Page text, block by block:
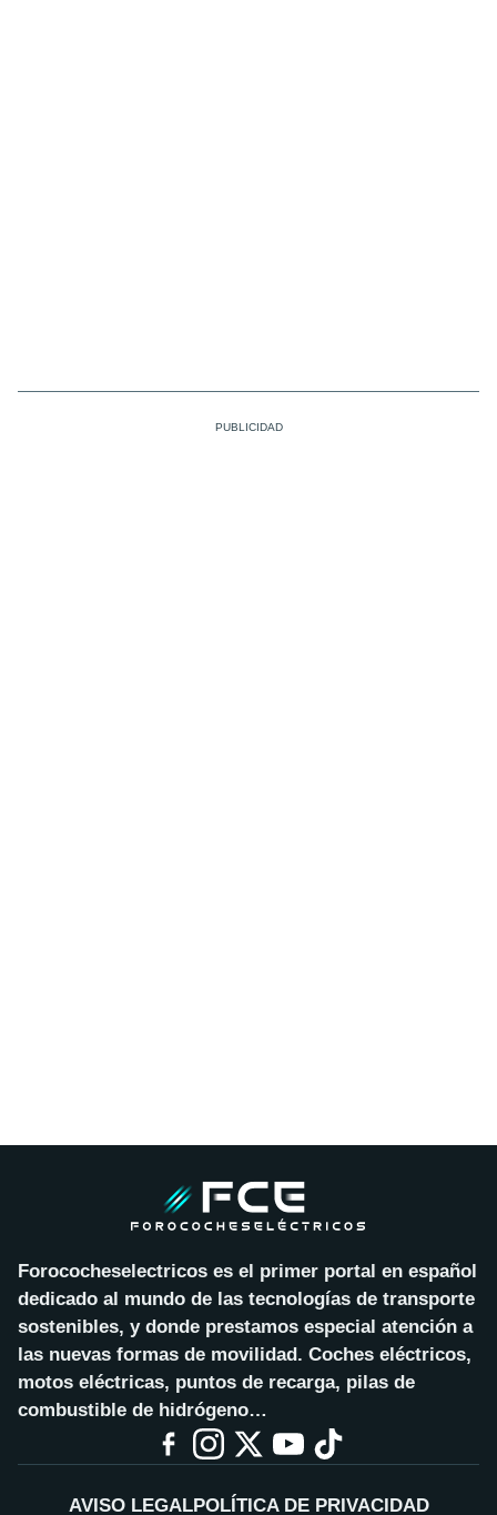
Forococheselectricos es el primer portal en español
dedicado al mundo de las tecnologías de transporte
sostenibles, y donde prestamos especial atención a
las nuevas formas de movilidad. Coches eléctricos,
motos eléctricas, puntos de recarga, pilas de
combustible de hidrógeno…
AVISO LEGALPOLÍTICA DE PRIVACIDAD